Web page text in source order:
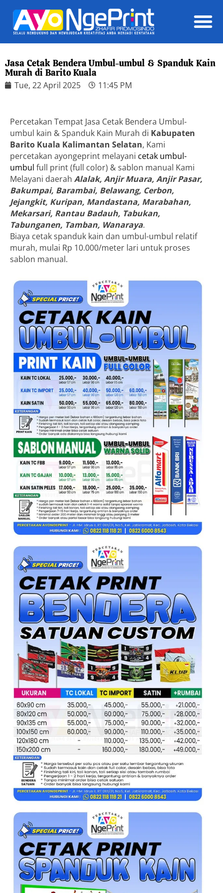
Jasa Cetak Bendera Umbul-umbul & Spanduk Kain
Murah di Barito Kuala
Tue, 22 April 2025 11:45 PM
Percetakan Tempat Jasa Cetak Bendera Umbul-
umbul kain & Spanduk Kain Murah di Kabupaten
Barito Kuala Kalimantan Selatan, Kami
percetakan ayongeprint melayani cetak umbul-
umbul full print (full color) & sablon manual Kami
Melayani daerah Alalak, Anjir Muara, Anjir Pasar,
Bakumpai, Barambai, Belawang, Cerbon,
Jejangkit, Kuripan, Mandastana, Marabahan,
Mekarsari, Rantau Badauh, Tabukan,
Tabunganen, Tamban, Wanaraya.
Biaya cetak spanduk kain dan umbul-umbul relatif
murah, mulai Rp 10.000/meter lari untuk proses
sablon manual.